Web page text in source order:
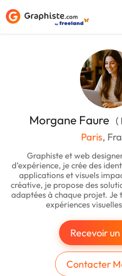
Morgane Faure (
Paris,
Graphiste et web
d’expérience, je crée des
applications et visuels
créative, je propose des
adaptées à chaque projet. Je
expériences
Recevoir
Contacter